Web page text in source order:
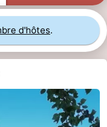
d'hôtes.